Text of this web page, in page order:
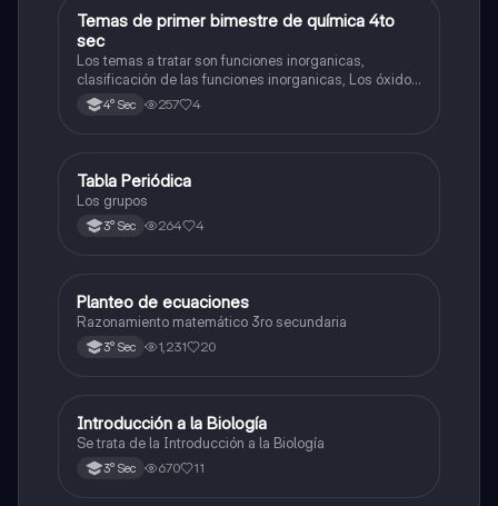
Química
Temas de primer bimestre de química 4to
sec
Los temas a tratar son funciones inorganicas,
clasificación de las funciones inorganicas, Los óxidos
y los óxidos ácidos
4° Sec 257 4
Química
Tabla Periódica
Los grupos
3° Sec 264 4
Matemáticas
Planteo de ecuaciones
Razonamiento matemático 3ro secundaria
3° Sec 1,231 20
Biología
Introducción a la Biología
Se trata de la Introducción a la Biología
3° Sec 670 11